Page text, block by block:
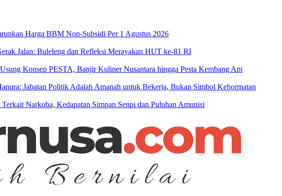
Harga BBM Non-Subsidi Per 1 Agustus 2026
Jalan: Buleleng dan Refleksi Merayakan HUT ke-81 RI
Konsep PESTA, Banjir Kuliner Nusantara hingga Pesta Kembang Api
Jabatan Politik Adalah Amanah untuk Bekerja, Bukan Simbol Kehormatan
Narkoba, Kedapatan Simpan Senpi dan Puluhan Amunisi